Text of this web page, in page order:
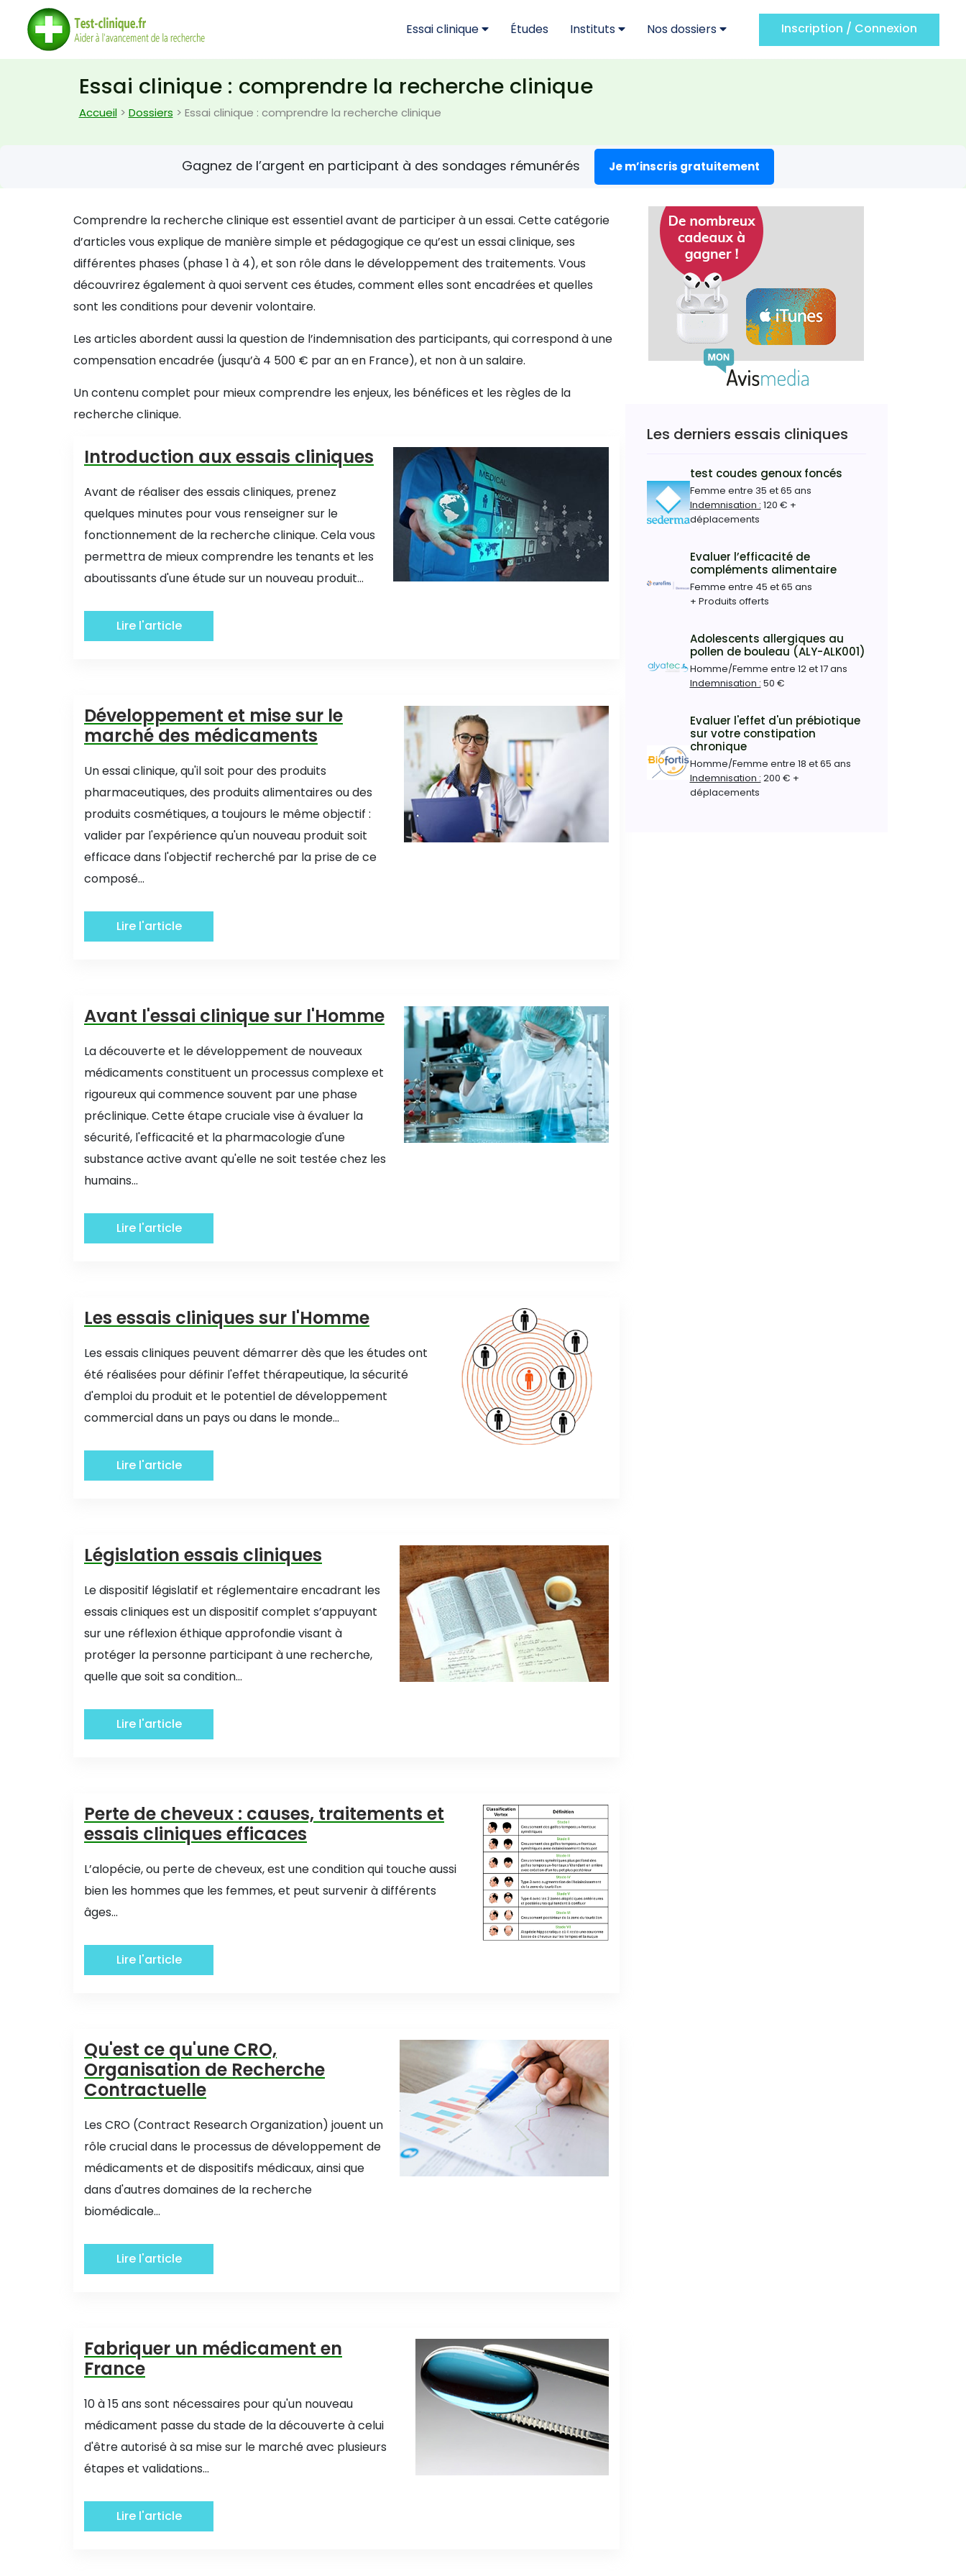
Essai clinique Études Instituts Nos dossiers Inscription / Connexion
Essai clinique : comprendre la recherche clinique
Accueil> Dossiers > Essai clinique : comprendre la recherche clinique
Gagnez de l’argent en participant à des sondages rémunérés Je m’inscris gratuitement
Comprendre la recherche clinique est essentiel avant de participer à un essai. Cette catégorie
d’articles vous explique de manière simple et pédagogique ce qu’est un essai clinique, ses
différentes phases (phase 1 à 4), et son rôle dans le développement des traitements. Vous
découvrirez également à quoi servent ces études, comment elles sont encadrées et quelles
sont les conditions pour devenir volontaire.
Les articles abordent aussi la question de l’indemnisation des participants, qui correspond à une
compensation encadrée (jusqu’à 4 500 € par an en France), et non à un salaire.
Un contenu complet pour mieux comprendre les enjeux, les bénéfices et les règles de la
recherche clinique.
Introduction aux essais cliniques
Avant de réaliser des essais cliniques, prenez
quelques minutes pour vous renseigner sur le
fonctionnement de la recherche clinique. Cela vous
permettra de mieux comprendre les tenants et les
aboutissants d'une étude sur un nouveau produit...
Lire l'article
Développement et mise sur le
marché des médicaments
Un essai clinique, qu'il soit pour des produits
pharmaceutiques, des produits alimentaires ou des
produits cosmétiques, a toujours le même objectif :
valider par l'expérience qu'un nouveau produit soit
efficace dans l'objectif recherché par la prise de ce
composé...
Lire l'article
Avant l'essai clinique sur l'Homme
La découverte et le développement de nouveaux
médicaments constituent un processus complexe et
rigoureux qui commence souvent par une phase
préclinique. Cette étape cruciale vise à évaluer la
sécurité, l'efficacité et la pharmacologie d'une
substance active avant qu'elle ne soit testée chez les
humains...
Lire l'article
Les essais cliniques sur l'Homme
Les essais cliniques peuvent démarrer dès que les études ont
été réalisées pour définir l'effet thérapeutique, la sécurité
d'emploi du produit et le potentiel de développement
commercial dans un pays ou dans le monde...
Lire l'article
Législation essais cliniques
Le dispositif législatif et réglementaire encadrant les
essais cliniques est un dispositif complet s’appuyant
sur une réflexion éthique approfondie visant à
protéger la personne participant à une recherche,
quelle que soit sa condition...
Lire l'article
Perte de cheveux : causes, traitements et
essais cliniques efficaces
L’alopécie, ou perte de cheveux, est une condition qui touche aussi
bien les hommes que les femmes, et peut survenir à différents
âges...
Lire l'article
Qu'est ce qu'une CRO,
Organisation de Recherche
Contractuelle
Les CRO (Contract Research Organization) jouent un
rôle crucial dans le processus de développement de
médicaments et de dispositifs médicaux, ainsi que
dans d'autres domaines de la recherche
biomédicale...
Lire l'article
Fabriquer un médicament en
France
10 à 15 ans sont nécessaires pour qu'un nouveau
médicament passe du stade de la découverte à celui
d'être autorisé à sa mise sur le marché avec plusieurs
étapes et validations...
Lire l'article
Les derniers essais cliniques
test coudes genoux foncés
Femme entre 35 et 65 ans
Indemnisation : 120 € +
déplacements
Evaluer l’efficacité de
compléments alimentaire
Femme entre 45 et 65 ans
+ Produits offerts
Adolescents allergiques au
pollen de bouleau (ALY-ALK001)
Homme/Femme entre 12 et 17 ans
Indemnisation : 50 €
Evaluer l'effet d'un prébiotique
sur votre constipation
chronique
Homme/Femme entre 18 et 65 ans
Indemnisation : 200 € +
déplacements